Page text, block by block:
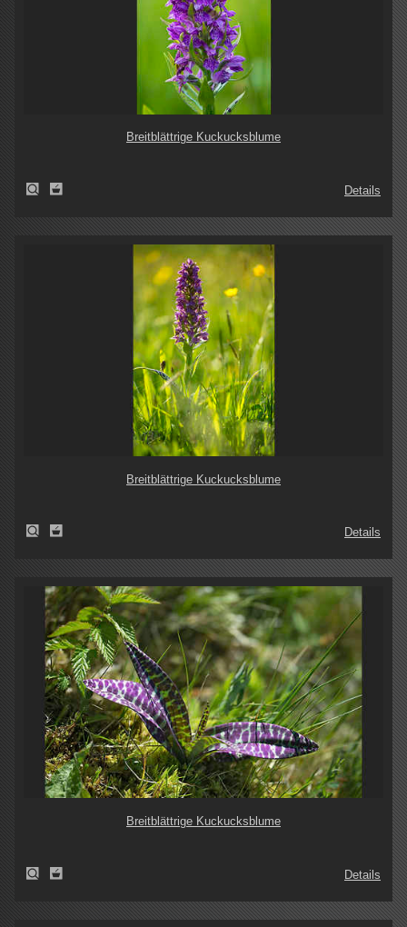
Breitblättrige Kuckucksblume
Details
Breitblättrige Kuckucksblume
Details
Breitblättrige Kuckucksblume
Details